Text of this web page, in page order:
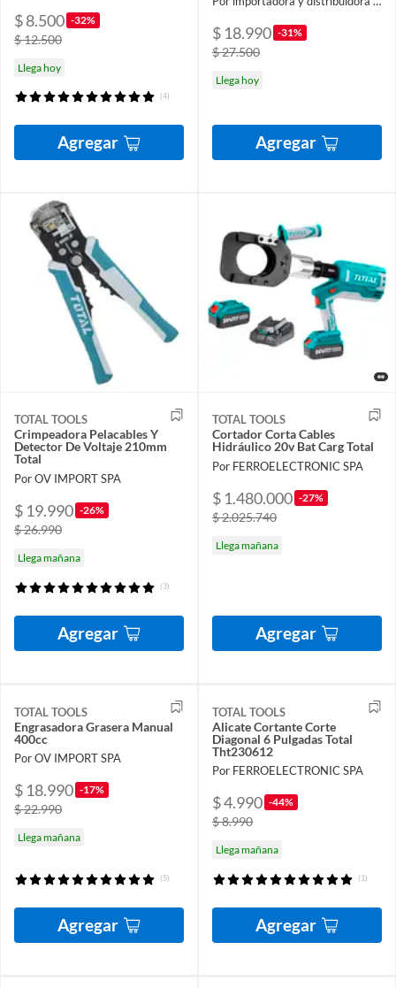
$ 8.500 -32%
$ 12.500
Llega hoy
(4)
Agregar
$ 18.990 -31%
$ 27.500
Llega hoy
Agregar
TOTAL TOOLS
Crimpeadora Pelacables Y
Detector De Voltaje 210mm
Total
Por OV IMPORT SPA
$ 19.990 -26%
$ 26.990
Llega mañana
(3)
Agregar
TOTAL TOOLS
Cortador Corta Cables
Hidráulico 20v Bat Carg Total
Por FERROELECTRONIC SPA
$ 1.480.000 -27%
$ 2.025.740
Llega mañana
Agregar
TOTAL TOOLS
Engrasadora Grasera Manual
400cc
Por OV IMPORT SPA
$ 18.990 -17%
$ 22.990
Llega mañana
(5)
Agregar
TOTAL TOOLS
Alicate Cortante Corte
Diagonal 6 Pulgadas Total
Tht230612
Por FERROELECTRONIC SPA
$ 4.990 -44%
$ 8.990
Llega mañana
(1)
Agregar